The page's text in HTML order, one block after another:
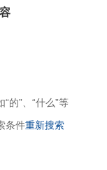
的”、“什么”等
条件重新搜索